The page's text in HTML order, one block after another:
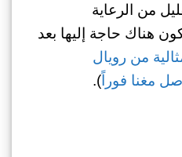
من الرعاية
هناك حاجة إليها بعد
من رويال
مغنا فوراً).